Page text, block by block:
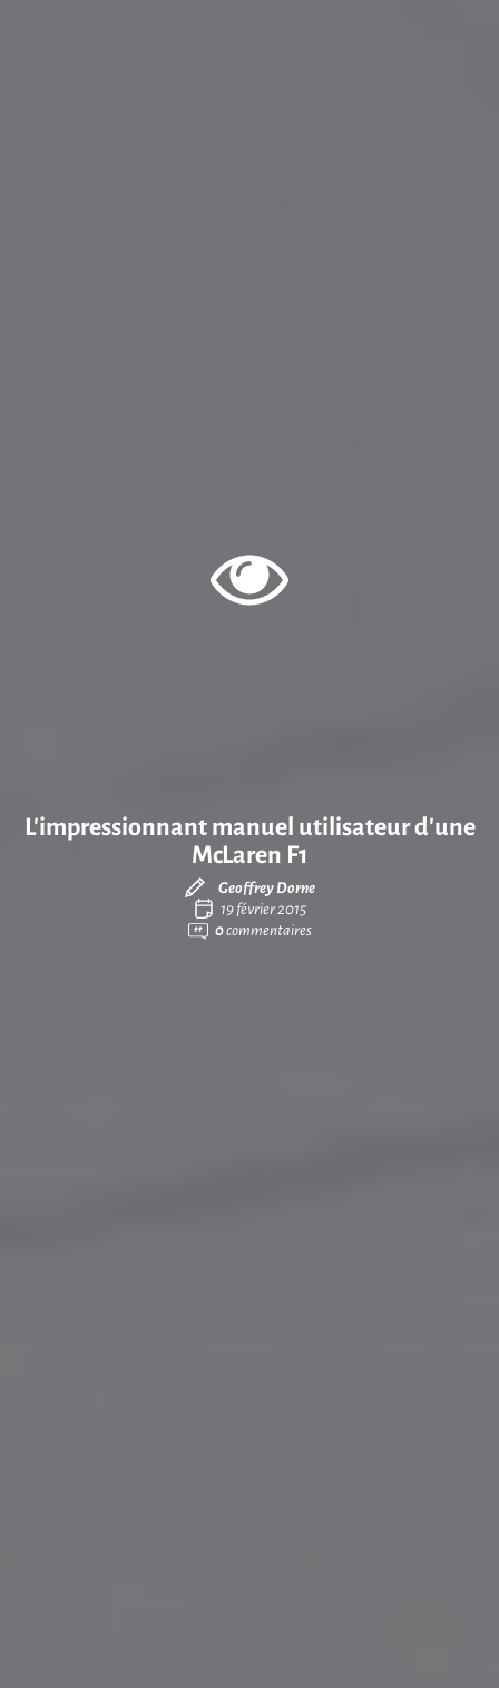
L’impressionnant manuel utilisateur d’une
McLaren F1
Geoffrey Dorne
19 février 2015
0commentaires